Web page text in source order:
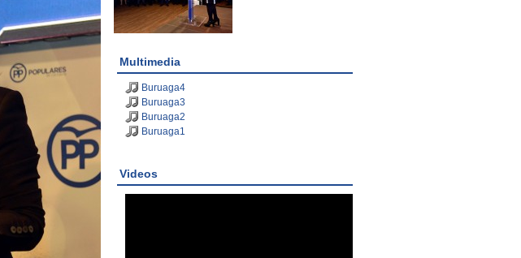
Multimedia
Buruaga4
Buruaga3
Buruaga2
Buruaga1
Videos